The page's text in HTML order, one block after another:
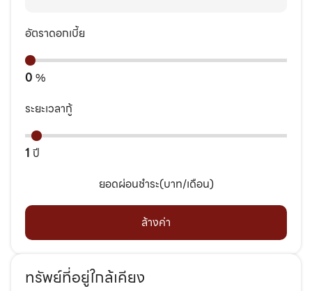
อัตราดอกเบี้ย
0 %
ระยะเวลากู้
1 ปี
ยอดผ่อนชำระ(บาท/เดือน)
ล้างค่า
ทรัพย์ที่อยู่ใกล้เคียง